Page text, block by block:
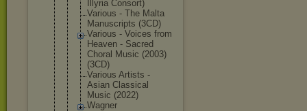
Illyria Consort)
Various - The Malta
Manuscripts (3CD)
Various - Voices from
Heaven - Sacred
Choral Music (2003)
(3CD)
Various Artists -
Asian Classical
Music (2022)
Wagner